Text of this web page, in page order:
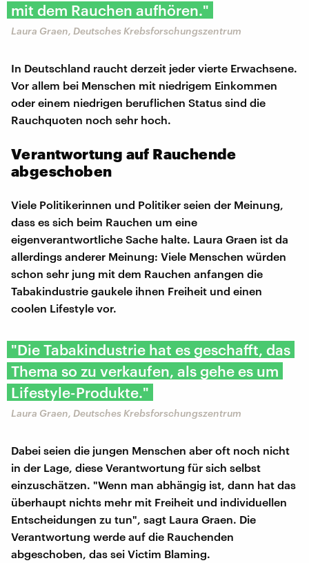
mit dem Rauchen aufhören."
Laura Graen, Deutsches Krebsforschungszentrum
In Deutschland raucht derzeit jeder vierte Erwachsene.
Vor allem bei Menschen mit niedrigem Einkommen
oder einem niedrigen beruflichen Status sind die
Rauchquoten noch sehr hoch.
Verantwortung auf Rauchende
abgeschoben
Viele Politikerinnen und Politiker seien der Meinung,
dass es sich beim Rauchen um eine
eigenverantwortliche Sache halte. Laura Graen ist da
allerdings anderer Meinung: Viele Menschen würden
schon sehr jung mit dem Rauchen anfangen die
Tabakindustrie gaukele ihnen Freiheit und einen
coolen Lifestyle vor.
"Die Tabakindustrie hat es geschafft, das
Thema so zu verkaufen, als gehe es um
Lifestyle-Produkte."
Laura Graen, Deutsches Krebsforschungszentrum
Dabei seien die jungen Menschen aber oft noch nicht
in der Lage, diese Verantwortung für sich selbst
einzuschätzen. "Wenn man abhängig ist, dann hat das
überhaupt nichts mehr mit Freiheit und individuellen
Entscheidungen zu tun", sagt Laura Graen. Die
Verantwortung werde auf die Rauchenden
abgeschoben, das sei Victim Blaming.